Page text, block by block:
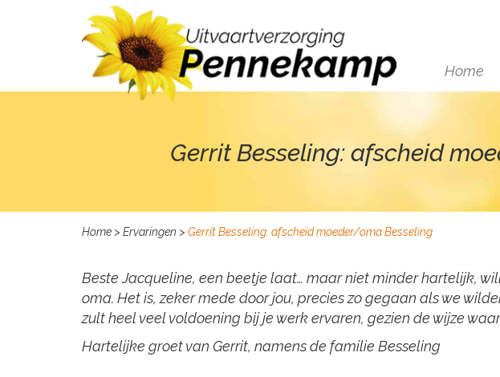
Home
Gerrit Besseling: afscheid
Home > Ervaringen > Gerrit Besseling: afscheid moeder/oma Besseling
Beste Jacqueline, een beetje laat… maar niet minder hartelijk,
oma. Het is, zeker mede door jou, precies zo gegaan als we
zult heel veel voldoening bij je werk ervaren, gezien de wijze
Hartelijke groet van Gerrit, namens de familie Besseling